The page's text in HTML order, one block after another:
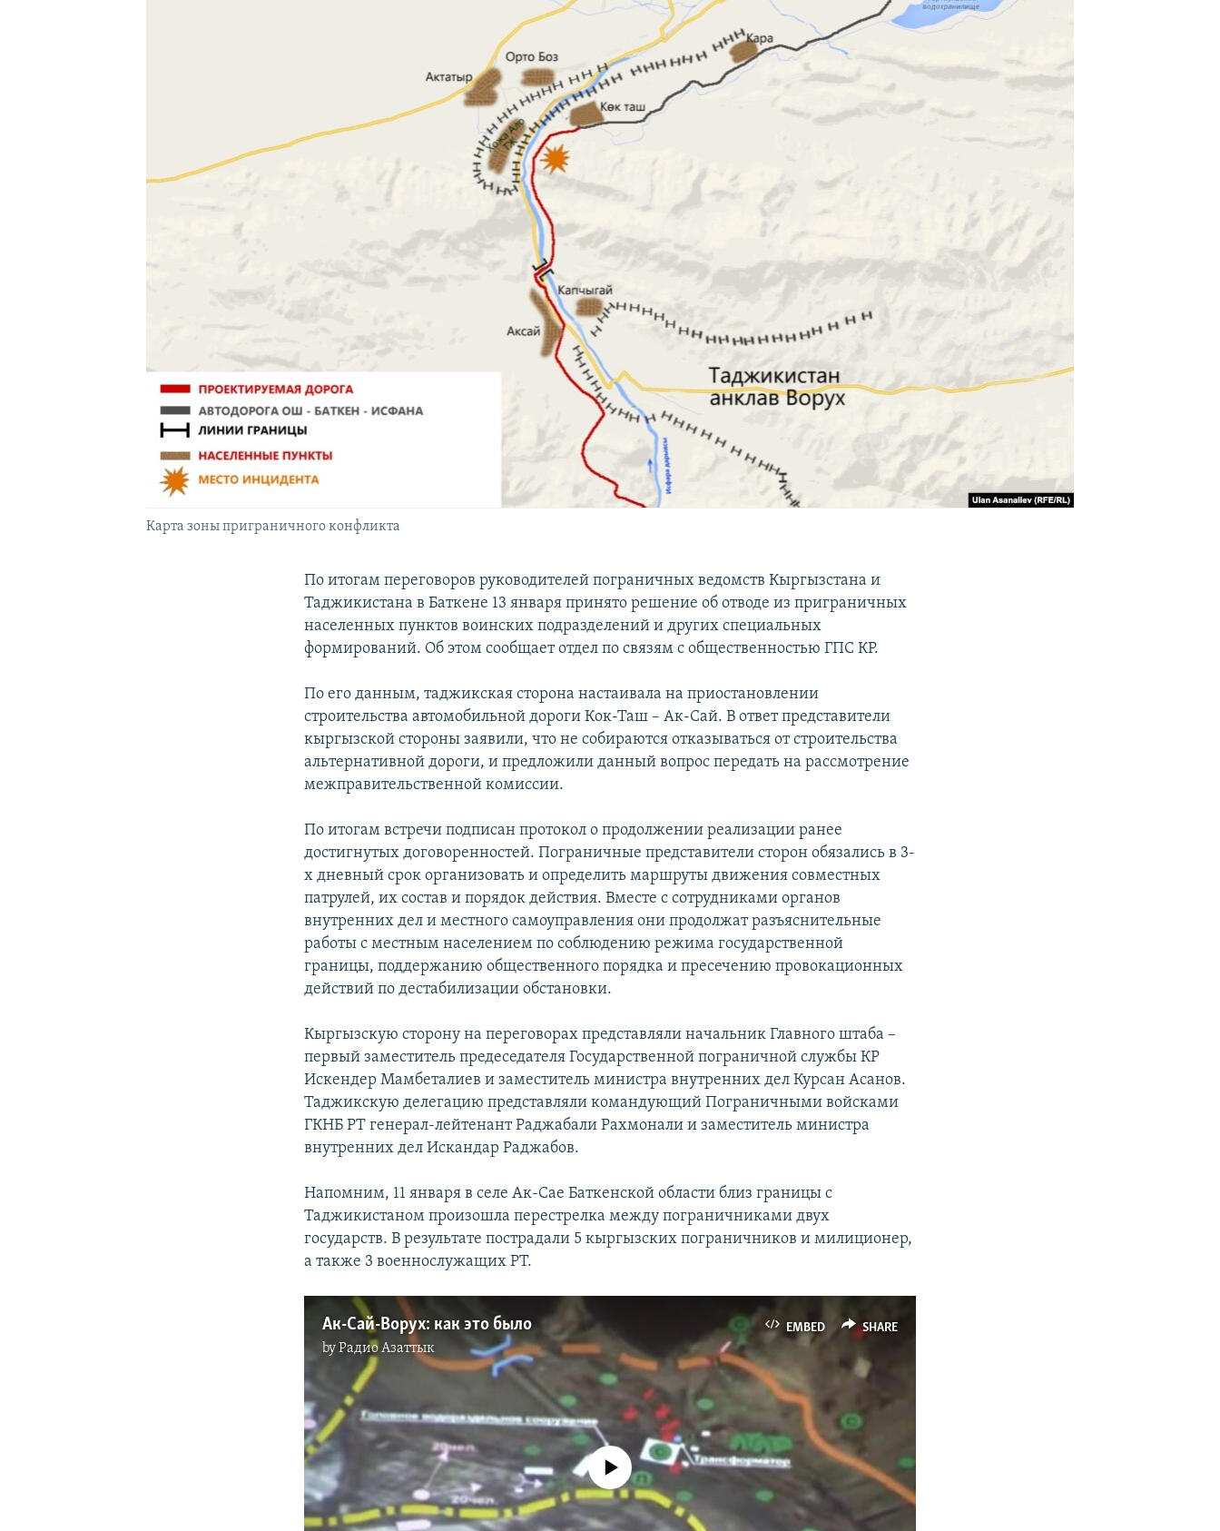
Карта зоны приграничного конфликта
По итогам переговоров руководителей пограничных ведомств Кыргызстана и
Таджикистана в Баткене 13 января принято решение об отводе из приграничных
населенных пунктов воинских подразделений и других специальных
формирований. Об этом сообщает отдел по связям с общественностью ГПС КР.
По его данным, таджикская сторона настаивала на приостановлении
строительства автомобильной дороги Кок-Таш – Ак-Сай. В ответ представители
кыргызской стороны заявили, что не собираются отказываться от строительства
альтернативной дороги, и предложили данный вопрос передать на рассмотрение
межправительственной комиссии.
По итогам встречи подписан протокол о продолжении реализации ранее
достигнутых договоренностей. Пограничные представители сторон обязались в 3-
х дневный срок организовать и определить маршруты движения совместных
патрулей, их состав и порядок действия. Вместе с сотрудниками органов
внутренних дел и местного самоуправления они продолжат разъяснительные
работы с местным населением по соблюдению режима государственной
границы, поддержанию общественного порядка и пресечению провокационных
действий по дестабилизации обстановки.
Кыргызскую сторону на переговорах представляли начальник Главного штаба –
первый заместитель предеседателя Государственной пограничной службы КР
Искендер Мамбеталиев и заместитель министра внутренних дел Курсан Асанов.
Таджикскую делегацию представляли командующий Пограничными войсками
ГКНБ РТ генерал-лейтенант Раджабали Рахмонали и заместитель министра
внутренних дел Искандар Раджабов.
Напомним, 11 января в селе Ак-Сае Баткенской области близ границы с
Таджикистаном произошла перестрелка между пограничниками двух
государств. В результате пострадали 5 кыргызских пограничников и милиционер,
а также 3 военнослужащих РТ.
EMBED SHARE
Ак-Сай-Ворух: как это было
byРадио Азаттык
No media source currently available